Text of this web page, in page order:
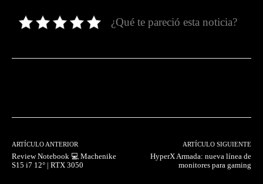
¿Qué te pareció esta noticia?
ARTÍCULO ANTERIOR
Review Notebook 💻 Machenike
S15 i7 12° | RTX 3050
ARTÍCULO SIGUIENTE
HyperX Armada: nueva línea de
monitores para gaming